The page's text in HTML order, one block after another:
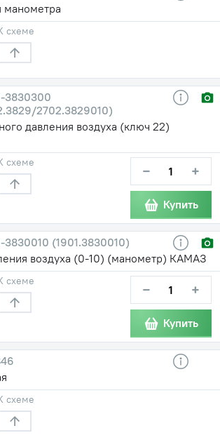
манометра
схеме
3830300
2702.3829010)
давления воздуха (ключ 22)
схеме − +
Купить
3830010 (1901.3830010)
воздуха (0-10) (манометр) КАМАЗ
схеме − +
Купить
схеме